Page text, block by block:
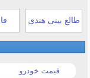
طالع بینی هندی
قیمت خودرو